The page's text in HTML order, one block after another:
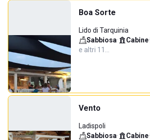
Boa Sorte
Lido di Tarquinia
Sabbiosa· Cabine·
e altri 11…
Vento
Ladispoli
Sabbiosa· Cabine·